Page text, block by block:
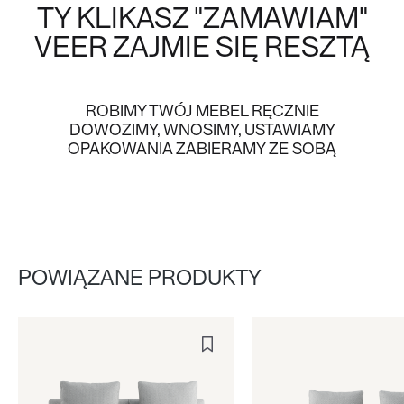
TY KLIKASZ "ZAMAWIAM"
VEER ZAJMIE SIĘ RESZTĄ
ROBIMY TWÓJ MEBEL RĘCZNIE
DOWOZIMY, WNOSIMY, USTAWIAMY
OPAKOWANIA ZABIERAMY ZE SOBĄ
POWIĄZANE PRODUKTY